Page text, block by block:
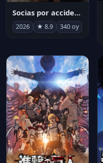
Socias por accidente
2026 ★ 8.9 340 oy